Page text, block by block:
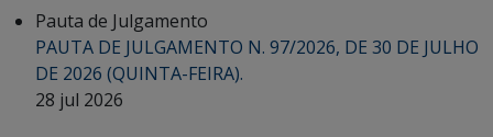
Pauta de Julgamento
PAUTA DE JULGAMENTO N. 97/2026, DE 30 DE JULHO
DE 2026 (QUINTA-FEIRA).
28 jul 2026